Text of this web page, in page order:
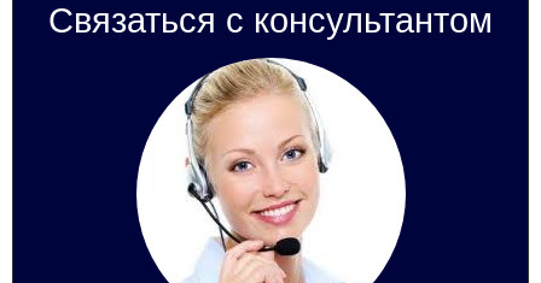
Связаться с консультантом